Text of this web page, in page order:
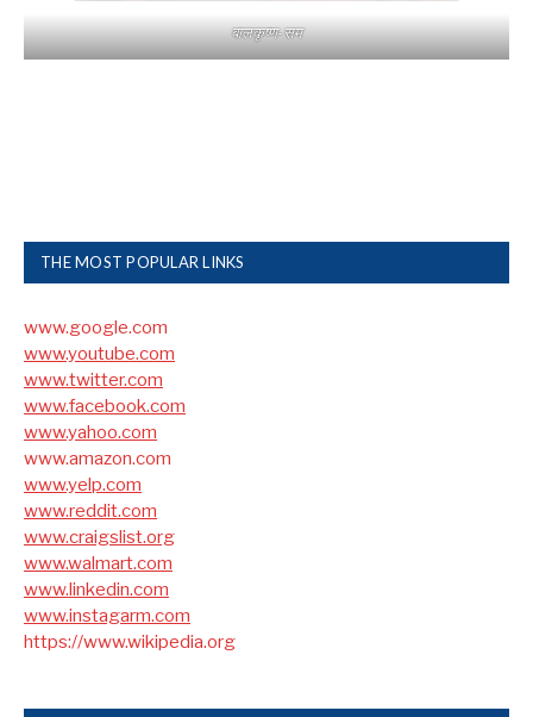
बालकृष्ण-सम
THE MOST POPULAR LINKS
www.google.com
www.youtube.com
www.twitter.com
www.facebook.com
www.yahoo.com
www.amazon.com
www.yelp.com
www.reddit.com
www.craigslist.org
www.walmart.com
www.linkedin.com
www.instagarm.com
https://www.wikipedia.org